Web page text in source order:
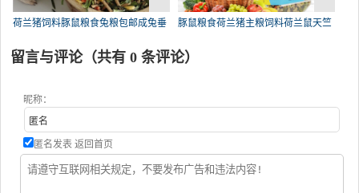
荷兰猪饲料豚鼠粮食兔粮包邮成兔垂 豚鼠粮食荷兰猪主粮饲料荷兰鼠天竺
留言与评论（共有 0 条评论）
昵称：
匿名发表 返回首页